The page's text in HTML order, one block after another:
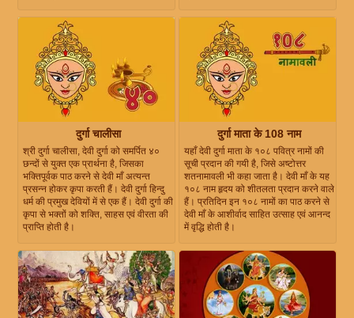
दुर्गा चालीसा
श्री दुर्गा चालीसा, देवी दुर्गा को समर्पित ४०
छन्दों से युक्त एक प्रार्थना है, जिसका
भक्तिपूर्वक पाठ करने से देवी माँ अत्यन्त
प्रसन्न होकर कृपा करती हैं। देवी दुर्गा हिन्दु
धर्म की प्रमुख देवियों में से एक हैं। देवी दुर्गा की
कृपा से भक्तों को शक्ति, साहस एवं वीरता की
प्राप्ति होती है।
दुर्गा माता के 108 नाम
यहाँ देवी दुर्गा माता के १०८ पवित्र नामों की
सूची प्रदान की गयी है, जिसे अष्टोत्तर
शतनामावली भी कहा जाता है। देवी माँ के यह
१०८ नाम हृदय को शीतलता प्रदान करने वाले
हैं। प्रतिदिन इन १०८ नामों का पाठ करने से
देवी माँ के आशीर्वाद साहित उत्साह एवं आनन्द
में वृद्धि होती है।